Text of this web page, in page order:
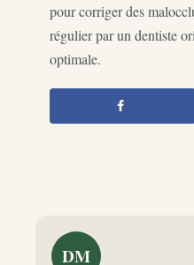
pour corriger des
régulier par un dentiste
optimale.
DM